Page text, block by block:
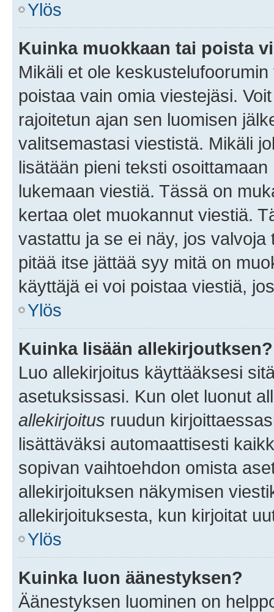
Ylös
Kuinka muokkaan tai poista
Mikäli et ole
poistaa vain omia viestejäsi.
rajoitetun ajan sen luomisen
valitsemastasi viestistä. Mikäli
lisätään pieni teksti
lukemaan viestiä. Tässä on
kertaa olet muokannut viestiä.
vastattu ja se ei näy, jos
pitää itse jättää syy mitä on
käyttäjä ei voi poistaa viestiä,
Ylös
Kuinka lisään allekirjoutksen?
Luo allekirjoitus käyttääksesi
asetuksissasi. Kun olet luonut
allekirjoitus ruudun
lisättäväksi automaattisesti
sopivan vaihtoehdon omista
allekirjoituksen näkymisen
allekirjoituksesta, kun kirjoitat
Ylös
Kuinka luon äänestyksen?
Äänestyksen luominen on